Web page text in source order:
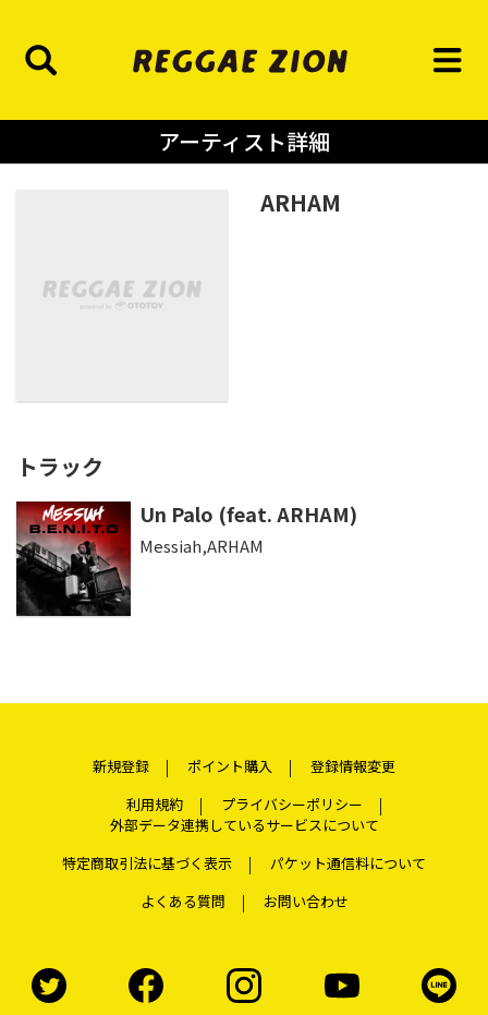
アーティスト詳細
ARHAM
トラック
Un Palo (feat. ARHAM)
Messiah,ARHAM
新規登録 ポイント購入
登録情報変更
利用規約
プライバシーポリシー
外部データ連携しているサービスについて
特定商取引法に基づく表示
パケット通信料について
よくある質問
お問い合わせ